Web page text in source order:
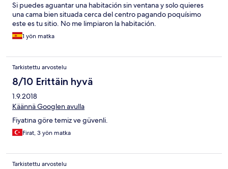
Si puedes aguantar una habitación sin ventana y solo quieres
una cama bien situada cerca del centro pagando poquísimo
este es tu sitio. No me limpiaron la habitación.
1 yön matka
Tarkistettu arvostelu
8/10 Erittäin hyvä
1.9.2018
Käännä Googlen avulla
Fiyatına göre temiz ve güvenli.
Firat, 3 yön matka
Tarkistettu arvostelu